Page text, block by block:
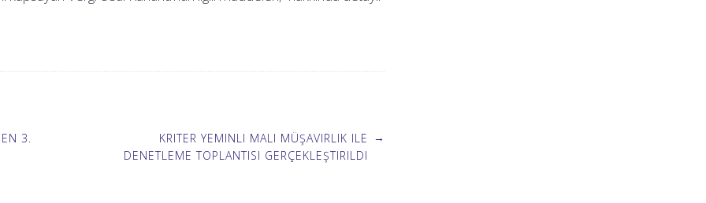
3.
KRITER YEMINLI MALI MÜŞAVIRLIK ILE
DENETLEME TOPLANTISI GERÇEKLEŞTIRILDI
→